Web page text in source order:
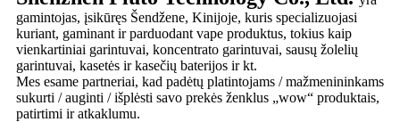
gamintojas, įsikūręs Šendžene, Kinijoje, kuris specializuojasi
kuriant, gaminant ir parduodant vape produktus, tokius kaip
vienkartiniai garintuvai, koncentrato garintuvai, sausų žolelių
garintuvai, kasetės ir kasečių baterijos ir kt.
Mes esame partneriai, kad padėtų platintojams / mažmenininkams
sukurti / auginti / išplėsti savo prekės ženklus „wow“ produktais,
patirtimi ir atkaklumu.